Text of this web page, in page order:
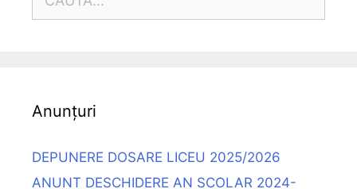
Anunțuri
DEPUNERE DOSARE LICEU 2025/2026
ANUNT DESCHIDERE AN SCOLAR 2024-